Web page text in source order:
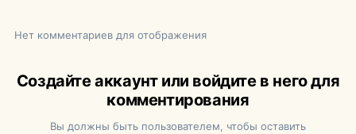
Нет комментариев для отображения
Создайте аккаунт или войдите в него для
комментирования
Вы должны быть пользователем, чтобы оставить